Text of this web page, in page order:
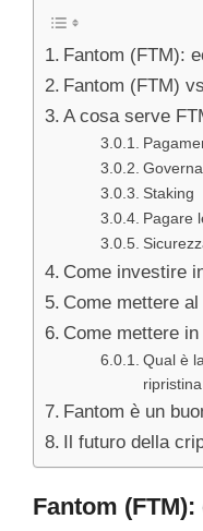
Fantom (FTM):
Fantom (FTM)
A cosa serve
Staking
Pagare
Come investire
Come mettere
Come mettere
Qual è
Fantom è un
Il futuro della
Fantom